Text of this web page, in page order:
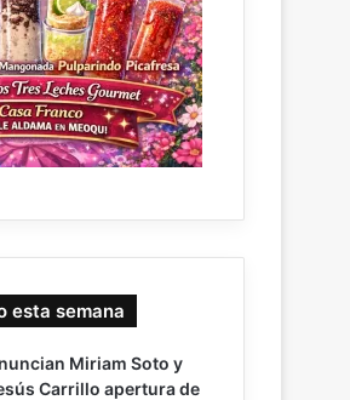
esta semana
Miriam Soto y
Carrillo apertura de